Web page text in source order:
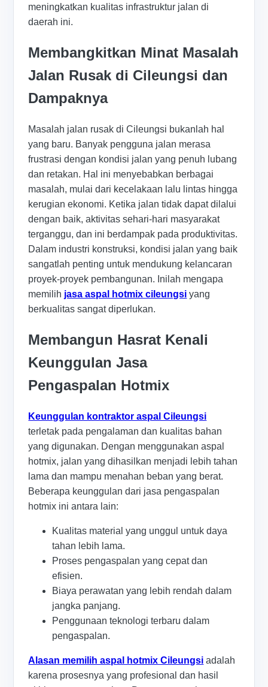
meningkatkan kualitas infrastruktur jalan di
daerah ini.
Membangkitkan Minat Masalah
Jalan Rusak di Cileungsi dan
Dampaknya
Masalah jalan rusak di Cileungsi bukanlah hal
yang baru. Banyak pengguna jalan merasa
frustrasi dengan kondisi jalan yang penuh lubang
dan retakan. Hal ini menyebabkan berbagai
masalah, mulai dari kecelakaan lalu lintas hingga
kerugian ekonomi. Ketika jalan tidak dapat dilalui
dengan baik, aktivitas sehari-hari masyarakat
terganggu, dan ini berdampak pada produktivitas.
Dalam industri konstruksi, kondisi jalan yang baik
sangatlah penting untuk mendukung kelancaran
proyek-proyek pembangunan. Inilah mengapa
memilih jasa aspal hotmix cileungsi yang
berkualitas sangat diperlukan.
Membangun Hasrat Kenali
Keunggulan Jasa
Pengaspalan Hotmix
Keunggulan kontraktor aspal Cileungsi
terletak pada pengalaman dan kualitas bahan
yang digunakan. Dengan menggunakan aspal
hotmix, jalan yang dihasilkan menjadi lebih tahan
lama dan mampu menahan beban yang berat.
Beberapa keunggulan dari jasa pengaspalan
hotmix ini antara lain:
Kualitas material yang unggul untuk daya
tahan lebih lama.
Proses pengaspalan yang cepat dan
efisien.
Biaya perawatan yang lebih rendah dalam
jangka panjang.
Penggunaan teknologi terbaru dalam
pengaspalan.
Alasan memilih aspal hotmix Cileungsi adalah
karena prosesnya yang profesional dan hasil